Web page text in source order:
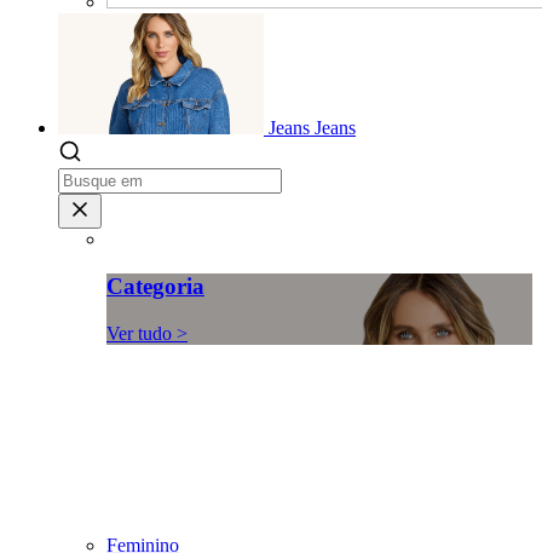
Jeans Jeans
Categoria
Ver tudo >
Feminino